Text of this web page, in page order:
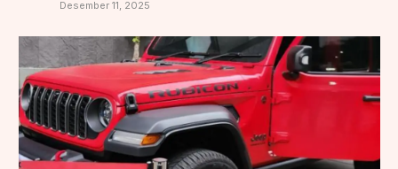
Desember 11, 2025